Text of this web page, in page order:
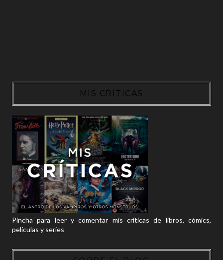
MIS CRÍTICAS
Pincha para leer y comentar mis críticas de libros, cómics,
películas y series